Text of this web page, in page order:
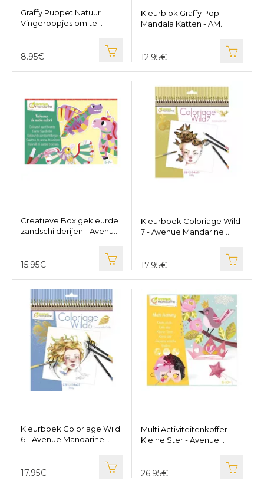
Graffy Puppet Natuur
Vingerpopjes om te
8.95€
Kleurblok Graffy Pop
Mandala Katten - AM
12.95€
Creatieve Box gekleurde
zandschilderijen - Avenue
15.95€
Kleurboek Coloriage Wild
7 - Avenue Mandarine
17.95€
Kleurboek Coloriage Wild
6 - Avenue Mandarine
17.95€
Multi Activiteitenkoffer
Kleine Ster - Avenue
26.95€